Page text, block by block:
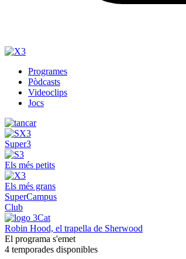
Programes
Pòdcasts
Videoclips
Jocs
Super3
Els més petits
Els més grans
SuperCampus
Club
Robin Hood, el trapella de Sherwood
El programa s'emet
4 temporades disponibles